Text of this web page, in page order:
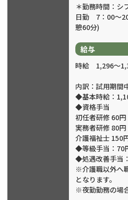
＊勤務時間：シ
日勤 7：00～
憩60分)
給与
時給 1,296～
内訳：試用期間
◆基本時給：
◆資格手当
初任者研修 60円
実務者研修 80円
介護福祉士 150
◆等級手当：70
◆処遇改善手当
※介護職以外へ
となります。
※夜勤勤務の場